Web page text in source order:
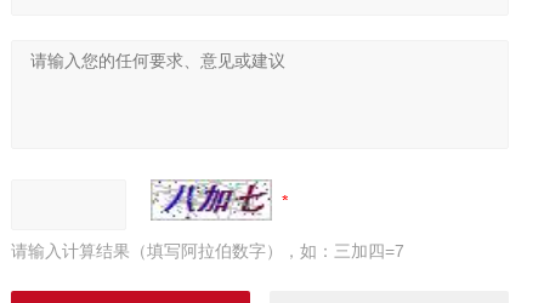
请输入计算结果（填写阿拉伯数字），如：三加四=7